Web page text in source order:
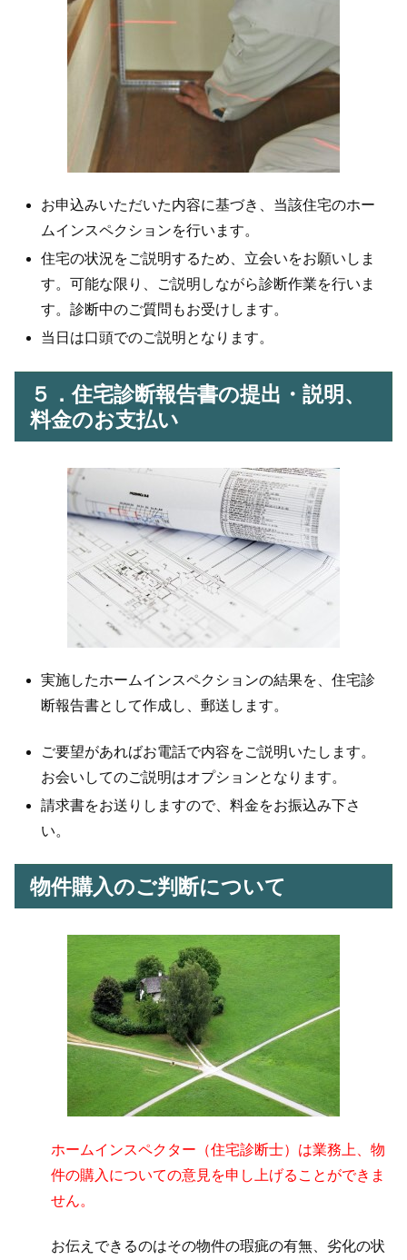
お申込みいただいた内容に基づき、当該住宅のホー
ムインスペクションを行います。
住宅の状況をご説明するため、立会いをお願いしま
す。可能な限り、ご説明しながら診断作業を行いま
す。診断中のご質問もお受けします。
当日は口頭でのご説明となります。
５．住宅診断報告書の提出・説明、
料金のお支払い
実施したホームインスペクションの結果を、住宅診
断報告書として作成し、郵送します。
ご要望があればお電話で内容をご説明いたします。
お会いしてのご説明はオプションとなります。
請求書をお送りしますので、料金をお振込み下さ
い。
物件購入のご判断について
ホームインスペクター（住宅診断士）は業務上、物
件の購入についての意見を申し上げることができま
せん。
お伝えできるのはその物件の瑕疵の有無、劣化の状